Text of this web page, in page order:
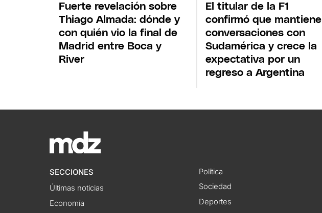
Fuerte revelación sobre
Thiago Almada: dónde y
con quién vio la final de
Madrid entre Boca y
River
El titular de la F1
confirmó que mantiene
conversaciones con
Sudamérica y crece la
expectativa por un
regreso a Argentina
SECCIONES
Últimas noticias
Economía
Política
Sociedad
Deportes